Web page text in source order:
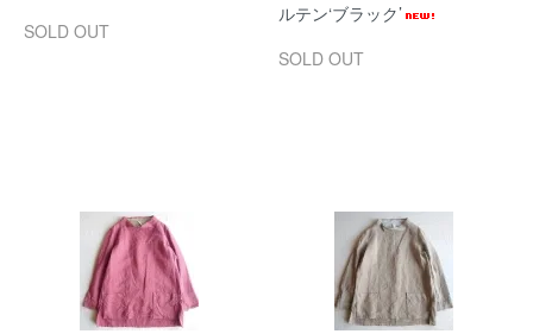
SOLD OUT
ルテン‘ブラック’
SOLD OUT